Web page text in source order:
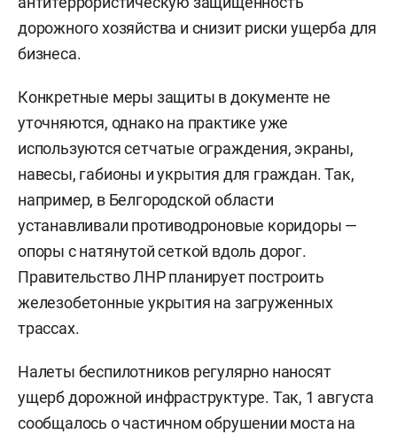
дорожного хозяйства и снизит риски ущерба для
бизнеса.
Конкретные меры защиты в документе не
уточняются, однако на практике уже
используются сетчатые ограждения, экраны,
навесы, габионы и укрытия для граждан. Так,
например, в Белгородской области
устанавливали противодроновые коридоры —
опоры с натянутой сеткой вдоль дорог.
Правительство ЛНР планирует построить
железобетонные укрытия на загруженных
трассах.
Налеты беспилотников регулярно наносят
ущерб дорожной инфраструктуре. Так, 1 августа
сообщалось о частичном обрушении моста на